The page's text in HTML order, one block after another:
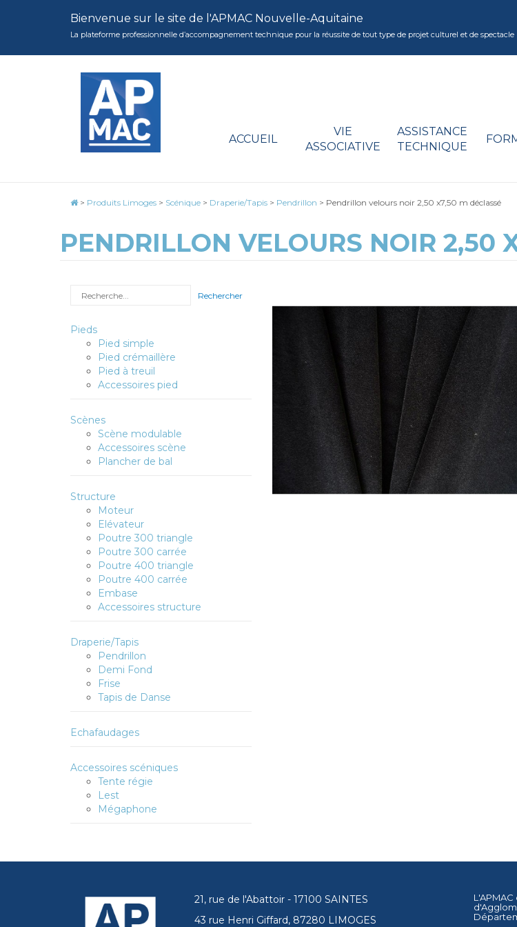
Bienvenue sur le site de l'APMAC Nouvelle-Aquitaine
La plateforme professionnelle d’accompagnement technique pour la réussite de tout type de projet culturel et de spectacle
ACCUEIL
VIE
ASSOCIATIVE
ASSISTANCE
TECHNIQUE
> Produits Limoges > Scénique > Draperie/Tapis > Pendrillon > Pendrillon velours noir 2,50 x7,50 m déclassé
PENDRILLON VELOURS NOIR 2,50
Rechercher
Pieds
Pied simple
Pied crémaillère
Pied à treuil
Accessoires pied
Scènes
Scène modulable
Accessoires scène
Plancher de bal
Structure
Moteur
Elévateur
Poutre 300 triangle
Poutre 300 carrée
Poutre 400 triangle
Poutre 400 carrée
Embase
Accessoires structure
Draperie/Tapis
Pendrillon
Demi Fond
Frise
Tapis de Danse
Echafaudages
Accessoires scéniques
Tente régie
Lest
Mégaphone
21, rue de l'Abattoir - 17100 SAINTES
43 rue Henri Giffard, 87280 LIMOGES